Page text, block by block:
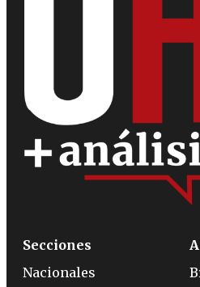
Secciones
Nacionales